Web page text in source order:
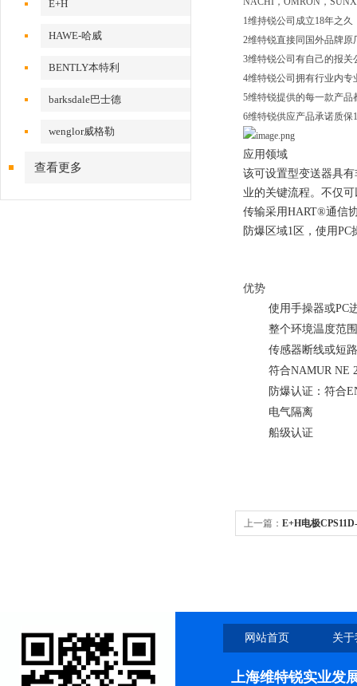
E+H
HAWE-哈威
BENTLY本特利
barksdale巴士德
wenglor威格勒
查看更多
1维持锐公司成立18年之
2维特锐直接同国外品牌
3维特锐公司有自己的报
4维特锐公司拥有行业内
5维特锐提供的每一款产
6维特锐供应产品承诺质
应用领域
该可设置型变送器具有
业的关键流程。不仅
传输采用HART®通信
防爆区域1区，使用
优势
使用手操器或PC
整个环境温度范
传感器断线或短
符合NAMUR NE
防爆认证：符合
电气隔离
船级认证
上一篇： E+H电极
网站首页 关
上海维特锐实业发